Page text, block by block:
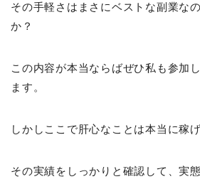
その手軽さはまさにベストな副業な
か？
この内容が本当ならばぜひ私も参加
ます。
しかしここで肝心なことは本当に稼
その実績をしっかりと確認して、実